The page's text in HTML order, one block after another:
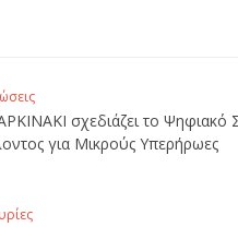
σχεδιάζει το Ψηφιακό
για Μικρούς Υπερήρωες